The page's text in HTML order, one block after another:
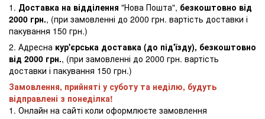
1. Доставка на відділення "Нова Пошта", безкоштовно від
2000 грн., (при замовленні до 2000 грн. вартість доставки і
пакування 150 грн.)
2. Адресна кур'єрська доставка (до під'їзду), безкоштовно
від 2000 грн., (при замовленні до 2000 грн. вартість
доставки і пакування 150 грн.)
Замовлення, прийняті у суботу та неділю, будуть
відправлені з понеділка!
1. Онлайн на сайті коли оформлюєте замовлення